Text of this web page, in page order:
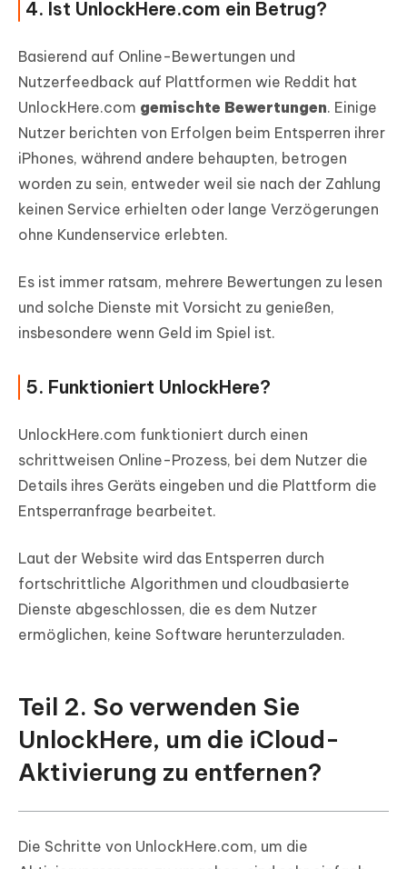
4. Ist UnlockHere.com ein Betrug?
Basierend auf Online-Bewertungen und
Nutzerfeedback auf Plattformen wie Reddit hat
UnlockHere.com gemischte Bewertungen. Einige
Nutzer berichten von Erfolgen beim Entsperren ihrer
iPhones, während andere behaupten, betrogen
worden zu sein, entweder weil sie nach der Zahlung
keinen Service erhielten oder lange Verzögerungen
ohne Kundenservice erlebten.
Es ist immer ratsam, mehrere Bewertungen zu lesen
und solche Dienste mit Vorsicht zu genießen,
insbesondere wenn Geld im Spiel ist.
5. Funktioniert UnlockHere?
UnlockHere.com funktioniert durch einen
schrittweisen Online-Prozess, bei dem Nutzer die
Details ihres Geräts eingeben und die Plattform die
Entsperranfrage bearbeitet.
Laut der Website wird das Entsperren durch
fortschrittliche Algorithmen und cloudbasierte
Dienste abgeschlossen, die es dem Nutzer
ermöglichen, keine Software herunterzuladen.
Teil 2. So verwenden Sie
UnlockHere, um die iCloud-
Aktivierung zu entfernen?
Die Schritte von UnlockHere.com, um die